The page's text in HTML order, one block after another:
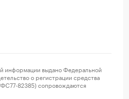
информации выдано Федеральной
о регистрации средства
82385) сопровождаются